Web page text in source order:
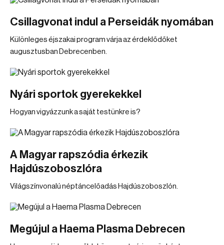
Csillagvonat indul a Perseidák nyomában
Különleges éjszakai program várja az érdeklődőket
augusztusban Debrecenben.
Nyári sportok gyerekekkel
Hogyan vigyázzunk a saját testünkre is?
A Magyar rapszódia érkezik
Hajdúszoboszlóra
Világszínvonalú néptáncelőadás Hajdúszoboszlón.
Megújul a Haema Plasma Debrecen